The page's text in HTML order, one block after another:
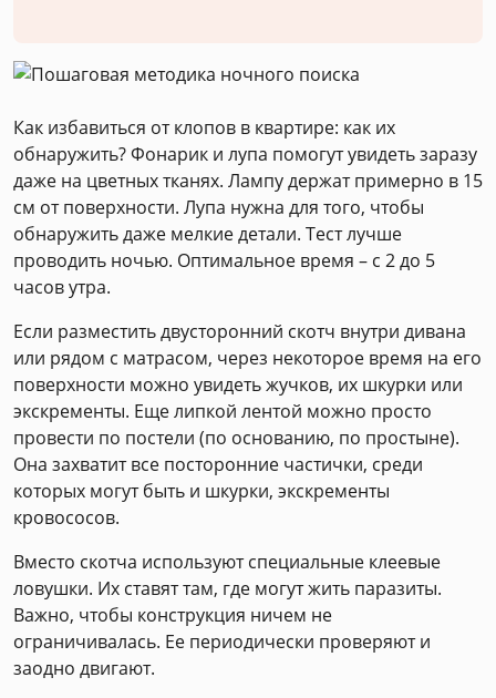
Как избавиться от клопов в квартире: как их
обнаружить? Фонарик и лупа помогут увидеть заразу
даже на цветных тканях. Лампу держат примерно в 15
см от поверхности. Лупа нужна для того, чтобы
обнаружить даже мелкие детали. Тест лучше
проводить ночью. Оптимальное время – с 2 до 5
часов утра.
Если разместить двусторонний скотч внутри дивана
или рядом с матрасом, через некоторое время на его
поверхности можно увидеть жучков, их шкурки или
экскременты. Еще липкой лентой можно просто
провести по постели (по основанию, по простыне).
Она захватит все посторонние частички, среди
которых могут быть и шкурки, экскременты
кровососов.
Вместо скотча используют специальные клеевые
ловушки. Их ставят там, где могут жить паразиты.
Важно, чтобы конструкция ничем не
ограничивалась. Ее периодически проверяют и
заодно двигают.